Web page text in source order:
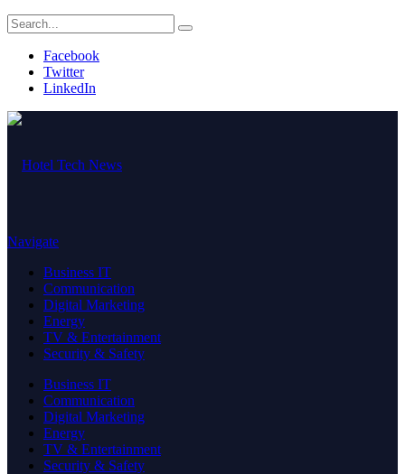
Facebook
Twitter
LinkedIn
Navigate
Business IT
Communication
Digital Marketing
Energy
TV & Entertainment
Security & Safety
Business IT
Communication
Digital Marketing
Energy
TV & Entertainment
Security & Safety